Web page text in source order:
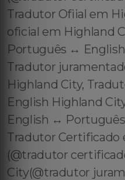
Tradutor Ofiial em
oficial em Highland
Português ↔️
Tradutor
Highland City,
English Highland
English ↔️
Tradutor Certificado
(@tradutor
City(@tradutor